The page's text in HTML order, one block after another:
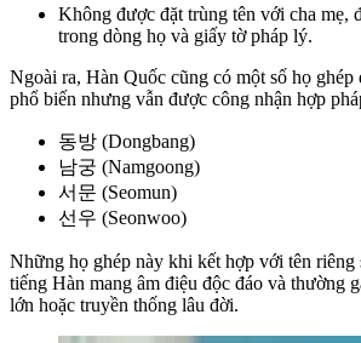
Không được đặt trùng tên với cha mẹ,
trong dòng họ và giấy tờ pháp lý.
Ngoài ra, Hàn Quốc cũng có một số họ ghép
phổ biến nhưng vẫn được công nhận hợp
동방 (Dongbang)
남궁 (Namgoong)
서문 (Seomun)
선우 (Seonwoo)
Những họ ghép này khi kết hợp với tên riêng
tiếng Hàn mang âm điệu độc đáo và thường
lớn hoặc truyền thống lâu đời.